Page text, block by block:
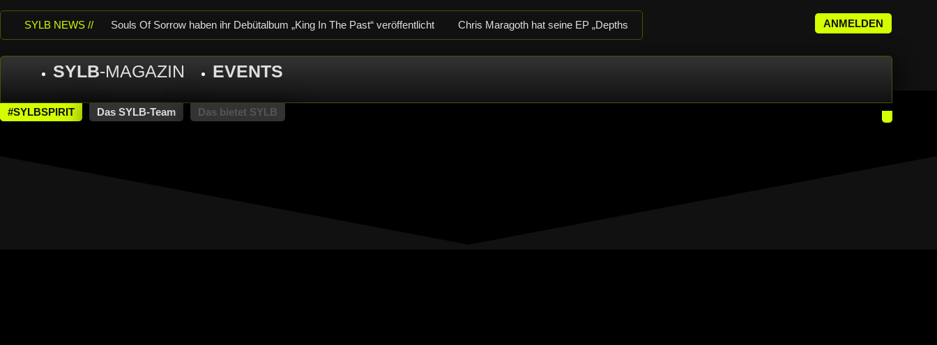
SYLB NEWS // Souls Of Sorrow haben ihr Debütalbum „King In The Past“ veröffentlicht Chris Maragoth hat seine EP „Depths
TerrortwinZ EP-Releaseshow am 22.11.2025 im Parkhaus Meiderich, Duisburg (Vorbericht)
neuem Album „Rise Of Independence“
ANMELDEN
SYLB-MAGAZIN EVENTS
#SYLBSPIRIT Das SYLB-Team Das bietet SYLB